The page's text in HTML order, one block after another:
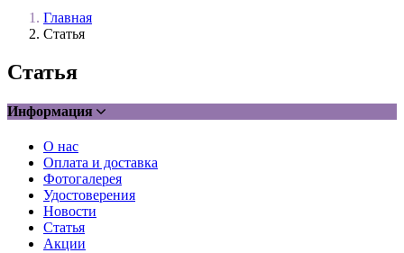
Главная
Статья
Статья
Информация
О нас
Оплата и доставка
Фотогалерея
Удостоверения
Новости
Статья
Акции